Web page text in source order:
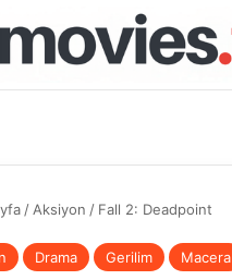
/ Aksiyon / Fall 2: Deadpoint
Drama Gerilim Macera